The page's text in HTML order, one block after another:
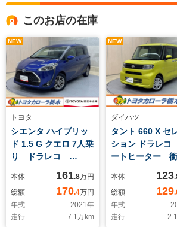
このお店の在庫
NEW
トヨタ
シエンタ ハイブリッ
ド 1.5 G クエロ 7人乗
り ドラレコ
コンセント 両側電動
スライド ETC2.0
フルセグ内蔵メモリー
ナビ CD/DVD再生
本体 161.8万円
総額
170.4万円
年式
2021年
走行
7.1万km
NEW
ダイハツ
タント 660 X セ
ション ドラレ
ートヒーター
ル踏み間違い急
制装置 車線逸
報 オートハイ
ム フルセグ内
本体 123
総額
129
年式
走行
2.1